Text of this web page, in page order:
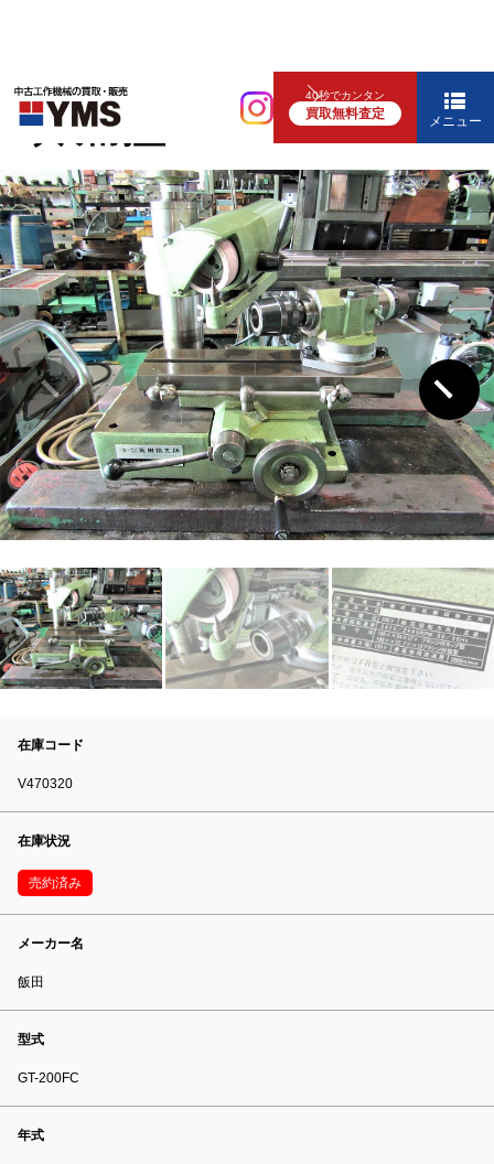
40秒でカンタン
買取無料査定 メニュー
研削盤
工具研削盤
在庫コード
V470320
在庫状況
売約済み
メーカー名
飯田
型式
GT-200FC
年式